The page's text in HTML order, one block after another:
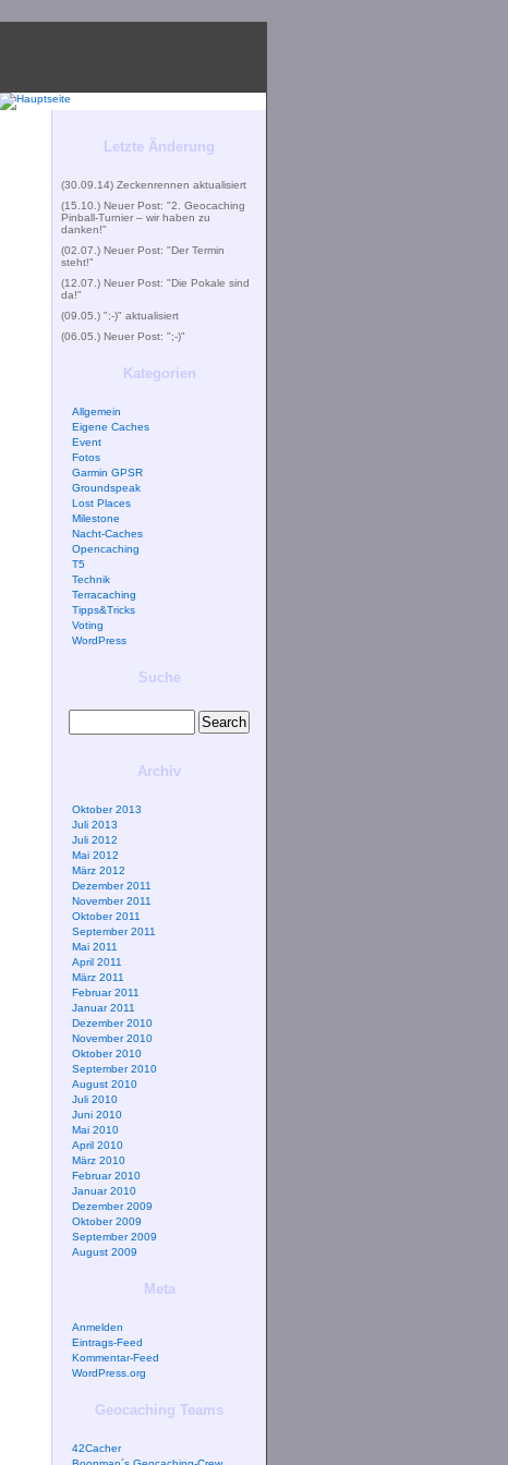
Letzte Änderung
(30.09.14) Zeckenrennen aktualisiert
(15.10.) Neuer Post: "2. Geocaching
Pinball-Turnier – wir haben zu
danken!"
(02.07.) Neuer Post: "Der Termin
steht!"
(12.07.) Neuer Post: "Die Pokale sind
da!"
(09.05.) ";-)" aktualisiert
(06.05.) Neuer Post: ";-)"
Kategorien
Allgemein
Eigene Caches
Event
Fotos
Garmin GPSR
Groundspeak
Lost Places
Milestone
Nacht-Caches
Opencaching
T5
Technik
Terracaching
Tipps&Tricks
Voting
WordPress
Suche
Archiv
Oktober 2013
Juli 2013
Juli 2012
Mai 2012
März 2012
Dezember 2011
November 2011
Oktober 2011
September 2011
Mai 2011
April 2011
März 2011
Februar 2011
Januar 2011
Dezember 2010
November 2010
Oktober 2010
September 2010
August 2010
Juli 2010
Juni 2010
Mai 2010
April 2010
März 2010
Februar 2010
Januar 2010
Dezember 2009
Oktober 2009
September 2009
August 2009
Meta
Anmelden
Eintrags-Feed
Kommentar-Feed
WordPress.org
Geocaching Teams
42Cacher